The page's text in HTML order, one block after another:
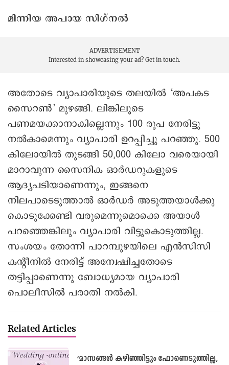
മിന്നിയ അപായ സിഗ്‌നൽ
ADVERTISEMENT
Interested in showcasing your ad? Get in touch.
അതോടെ വ്യാപാരിയുടെ തലയിൽ ‘അപകട
സൈറൺ’ മുഴങ്ങി. ലിങ്കിലൂടെ
പണമയക്കാനാകില്ലെന്നും 100 രൂപ നേരിട്ടു
നൽകാമെന്നും വ്യാപാരി ഉറപ്പിച്ചു പറഞ്ഞു. 500
കിലോയിൽ തുടങ്ങി 50,000 കിലോ വരെയായി
മാറാവുന്ന സൈനിക ഓർഡറുകളുടെ
ആദ്യപടിയാണെന്നും, ഇങ്ങനെ
നിലപാടെടുത്താൽ ഓർഡര്‍ അടുത്തയാൾക്കു
കൊടുക്കേണ്ടി വരുമെന്നുമൊക്കെ അയാള്‍
പറഞ്ഞെങ്കിലും വ്യാപാരി വിട്ടുകൊടുത്തില്ല.
സംശയം തോന്നി പാറമ്പുഴയിലെ എൻസിസി
കന്റീനിൽ നേരിട്ട് അന്വേഷിച്ചതോടെ
തട്ടിപ്പാണെന്നു ബോധ്യമായ വ്യാപാരി
പൊലീസിൽ പരാതി നൽകി.
Related Articles
‘മാസങ്ങള്‍ കഴിഞ്ഞിട്ടും ഫോണെടുത്തില്ല,